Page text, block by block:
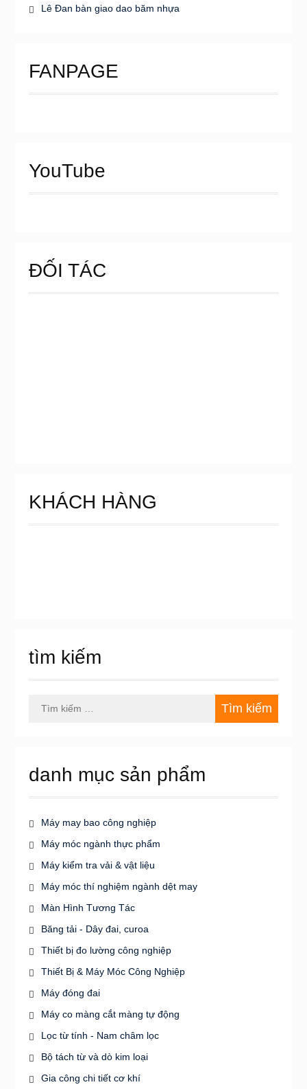
Lê Đan bàn giao dao băm nhựa
FANPAGE
YouTube
ĐỐI TÁC
KHÁCH HÀNG
tìm kiếm
kiếm
danh mục sản phẩm
Máy may bao công nghiệp
Máy móc ngành thực phẩm
Máy kiểm tra vải & vật liệu
Máy móc thí nghiệm ngành dệt may
Màn Hình Tương Tác
Băng tải - Dây đai, curoa
Thiết bị đo lường công nghiệp
Thiết Bị & Máy Móc Công Nghiệp
Máy đóng đai
Máy co màng cắt màng tự động
Lọc từ tính - Nam châm lọc
Bộ tách từ và dò kim loại
Gia công chi tiết cơ khí